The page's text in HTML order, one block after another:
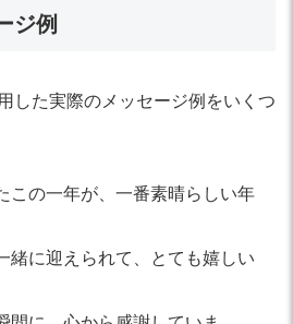
ジ例
した実際のメッセージ例をいくつ
この一年が、一番素晴らしい年
緒に迎えられて、とても嬉しい